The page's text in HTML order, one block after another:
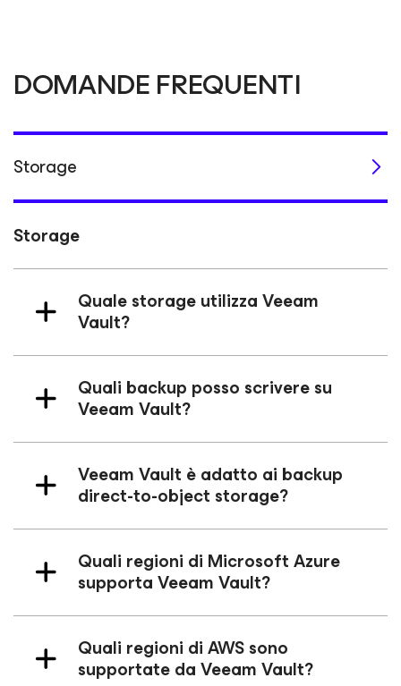
DOMANDE FREQUENTI
Storage
Storage
Quale storage utilizza Veeam
Vault?
Quali backup posso scrivere su
Veeam Vault?
Veeam Vault è adatto ai backup
direct-to-object storage?
Quali regioni di Microsoft Azure
supporta Veeam Vault?
Quali regioni di AWS sono
supportate da Veeam Vault?